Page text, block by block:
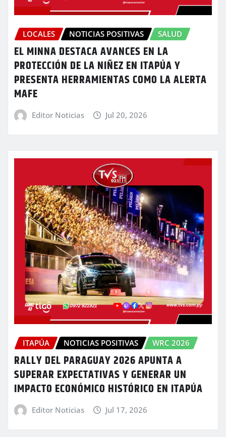
LOCALES NOTICIAS POSITIVAS SALUD
EL MINNA DESTACA AVANCES EN LA
PROTECCIÓN DE LA NIÑEZ EN ITAPÚA Y
PRESENTA HERRAMIENTAS COMO LA ALERTA
MAFE
Editor Noticias Jul 20, 2026
ITAPÚA NOTICIAS POSITIVAS WRC 2026
RALLY DEL PARAGUAY 2026 APUNTA A
SUPERAR EXPECTATIVAS Y GENERAR UN
IMPACTO ECONÓMICO HISTÓRICO EN ITAPÚA
Editor Noticias Jul 17, 2026